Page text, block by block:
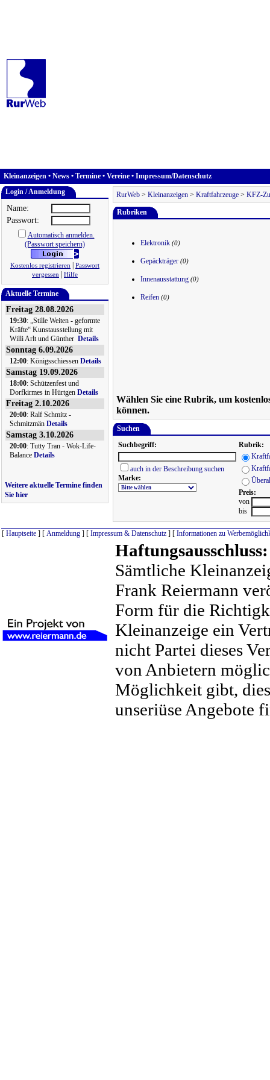
Kleinanzeigen • News • Termine • Vereine • Impressum/Datenschutz
Login / Anmeldung
Name:
Passwort:
Automatisch anmelden.
(Passwort speichern)
Kostenlos registrieren
Passwort
vergessen
Hilfe
Aktuelle Termine
Freitag 28.08.2026
19:30: „Stille Weiten - geformte
Kräfte“ Kunstausstellung mit
Willi Arlt und Günther Details
Sonntag 6.09.2026
12:00: Königsschiessen Details
Samstag 19.09.2026
18:00: Schützenfest und
Dorfkirmes in Hürtgen Details
Freitag 2.10.2026
20:00: Ralf Schmitz -
Schmitzmän Details
Samstag 3.10.2026
20:00: Tutty Tran - Wok-Life-
Balance Details
Weitere aktuelle Termine finden
Sie hier
RurWeb > Kleinanzeigen > Kraftfahrzeuge > KFZ-
Rubriken
Elektronik (0)
Gepäckträger (0)
Innenausstattung (0)
Reifen (0)
Wählen Sie eine Rubrik, um
können.
Suchen
Suchbegriff:
Rubrik:
auch in der Beschreibung suchen
Marke:
Preis:
von
bis
[ Hauptseite ] [ Anmeldung ] [ Impressum & Datenschutz ] [ Informationen zu
Haftungsausschluss:
Sämtliche
Frank Reiermann
Form für die
Kleinanzeige ein
nicht Partei dieses
von Anbietern
Möglichkeit gibt,
unseriüse Angebote